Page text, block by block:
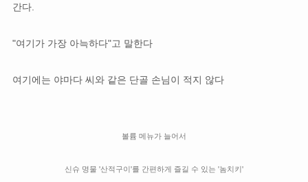
간다.
"여기가 가장 아늑하다"고 말한다
여기에는 야마다 씨와 같은 단골 손님이 적지 않다
볼륨 메뉴가 늘어서
신슈 명물 '산적구이'를 간편하게 즐길 수 있는 '놈치키'